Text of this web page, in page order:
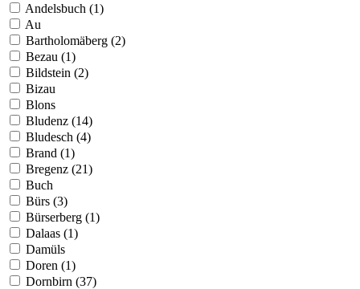
Andelsbuch (1)
Au
Bartholomäberg (2)
Bezau (1)
Bildstein (2)
Bizau
Blons
Bludenz (14)
Bludesch (4)
Brand (1)
Bregenz (21)
Buch
Bürs (3)
Bürserberg (1)
Dalaas (1)
Damüls
Doren (1)
Dornbirn (37)